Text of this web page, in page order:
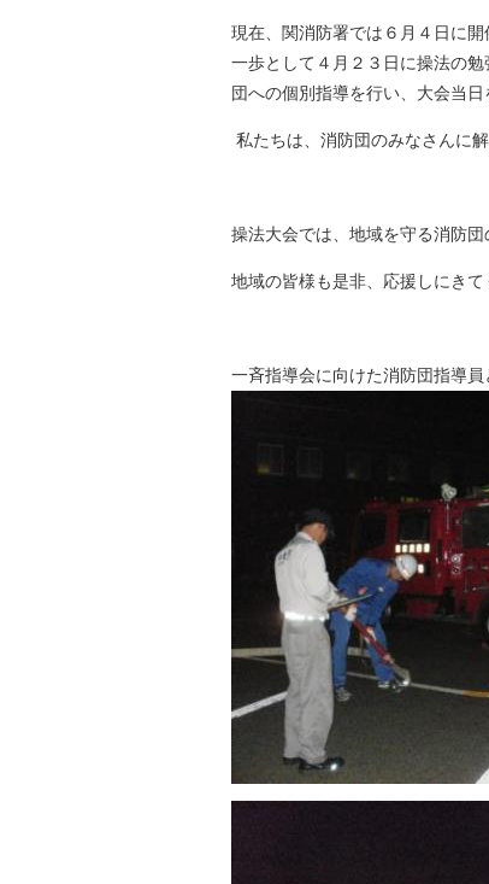
現在、関消防署では６月４日に
一歩として４月２３日に操法の
団への個別指導を行い、大会当日
私たちは、消防団のみなさんに
操法大会では、地域を守る消防
地域の皆様も是非、応援しにきて
一斉指導会に向けた消防団指導